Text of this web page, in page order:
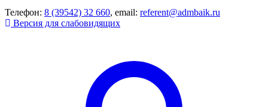
Телефон: 8 (39542) 32 660, email: referent@admbaik.ru
Версия для слабовидящих